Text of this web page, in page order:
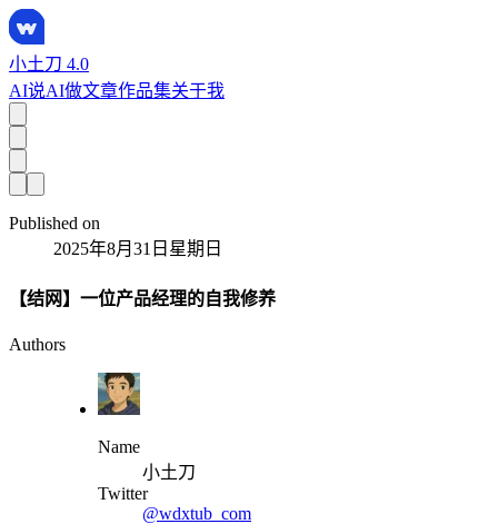
小土刀 4.0
AI说AI做文章作品集关于我
Published on
2025年8月31日星期日
【结网】一位产品经理的自我修养
Authors
Name
小土刀
Twitter
@wdxtub_com